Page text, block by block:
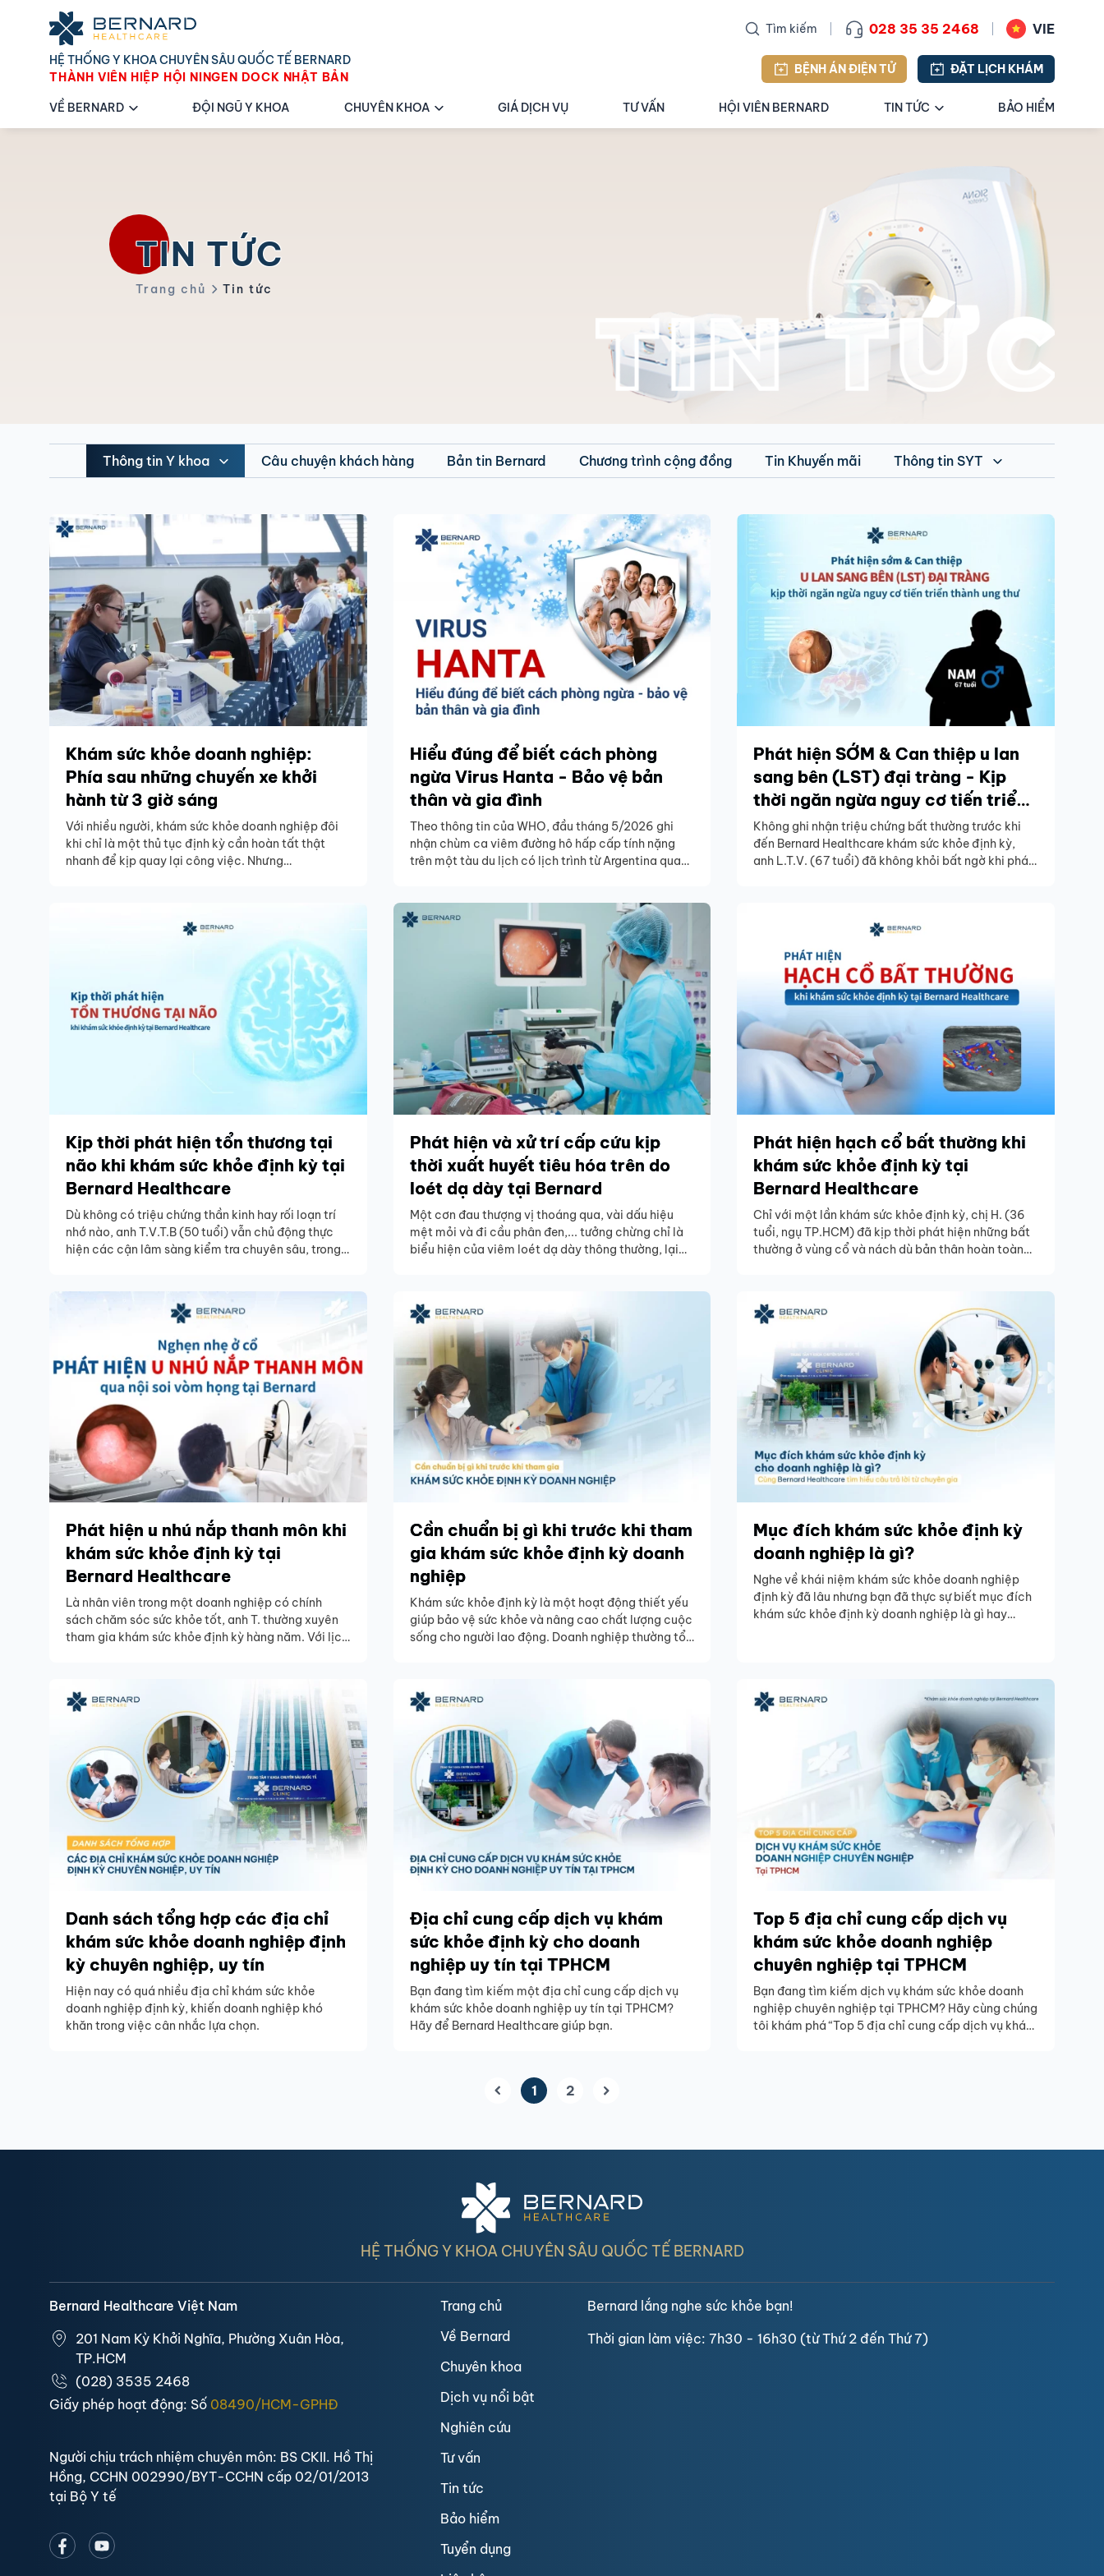
Tìm kiếm 028 35 35 2468 VIE
HỆ THỐNG Y KHOA CHUYÊN SÂU QUỐC TẾ BERNARD
THÀNH VIÊN HIỆP HỘI NINGEN DOCK NHẬT BẢN
BỆNH ÁN ĐIỆN TỬ ĐẶT LỊCH KHÁM
VỀ BERNARD ĐỘI NGŨ Y KHOA CHUYÊN KHOA GIÁ DỊCH VỤ TƯ VẤN HỘI VIÊN BERNARD TIN TỨC BẢO HIỂM
TIN TỨC
Trang chủ Tin tức
Thông tin Y khoa Câu chuyện khách hàng Bản tin Bernard Chương trình cộng đồng Tin Khuyến mãi Thông tin SYT
Khám sức khỏe doanh nghiệp:
Phía sau những chuyến xe khởi
hành từ 3 giờ sáng
Với nhiều người, khám sức khỏe doanh nghiệp đôi
khi chỉ là một thủ tục định kỳ cần hoàn tất thật
nhanh để kịp quay lại công việc. Nhưng
Hiểu đúng để biết cách phòng
ngừa Virus Hanta - Bảo vệ bản
thân và gia đình
Theo thông tin của WHO, đầu tháng 5/2026 ghi
nhận chùm ca viêm đường hô hấp cấp tính nặng
trên một tàu du lịch có lịch trình từ Argentina qua
nhiễm vi rút Hanta và 05 trường hợp nghi ngờ), bao
gồm 03 trường hợp tử vong, 01 bệnh nhân nguy kịch
và 03 người có triệu chứng nhẹ. Trên tàu có 147
người (bao gồm 88 du khách và 59 thủy thủ đoàn)
thuộc 23 quốc tịch; hiện chưa ghi nhận người Việt
Nam trong nhóm hành khách, thuyền viên liên
Phát hiện SỚM & Can thiệp u lan
sang bên (LST) đại tràng - Kịp
thời ngăn ngừa nguy cơ tiến triển
thành ung thư
Không ghi nhận triệu chứng bất thường trước khi
đến Bernard Healthcare khám sức khỏe định kỳ,
anh L.T.V. (67 tuổi) đã không khỏi bất ngờ khi phát
Kịp thời phát hiện tổn thương tại
não khi khám sức khỏe định kỳ tại
Bernard Healthcare
Dù không có triệu chứng thần kinh hay rối loạn trí
nhớ nào, anh T.V.T.B (50 tuổi) vẫn chủ động thực
hiện các cận lâm sàng kiểm tra chuyên sâu, trong
mạn tính sẵn có. Chính nhờ sự chủ động đó, các
bác sĩ Bernard đã kịp thời phát hiện bất thường tại
Phát hiện và xử trí cấp cứu kịp
thời xuất huyết tiêu hóa trên do
loét dạ dày tại Bernard
Một cơn đau thượng vị thoáng qua, vài dấu hiệu
mệt mỏi và đi cầu phân đen,... tưởng chừng chỉ là
biểu hiện của viêm loét dạ dày thông thường, lại
Phát hiện hạch cổ bất thường khi
khám sức khỏe định kỳ tại
Bernard Healthcare
Chỉ với một lần khám sức khỏe định kỳ, chị H. (36
tuổi, ngụ TP.HCM) đã kịp thời phát hiện những bất
thường ở vùng cổ và nách dù bản thân hoàn toàn
từ giai đoạn đầu, trước khi bệnh có thể tiến triển.
Phát hiện u nhú nắp thanh môn khi
khám sức khỏe định kỳ tại
Bernard Healthcare
Là nhân viên trong một doanh nghiệp có chính
sách chăm sóc sức khỏe tốt, anh T. thường xuyên
tham gia khám sức khỏe định kỳ hàng năm. Với lịch
gần đây đã thay đổi hoàn toàn cách anh nhìn nhận
về việc khám sức khỏe định kỳ.
Cần chuẩn bị gì khi trước khi tham
gia khám sức khỏe định kỳ doanh
nghiệp
Khám sức khỏe định kỳ là một hoạt động thiết yếu
giúp bảo vệ sức khỏe và nâng cao chất lượng cuộc
sống cho người lao động. Doanh nghiệp thường tổ
suất làm việc.
Mục đích khám sức khỏe định kỳ
doanh nghiệp là gì?
Nghe về khái niệm khám sức khỏe doanh nghiệp
định kỳ đã lâu nhưng bạn đã thực sự biết mục đích
khám sức khỏe định kỳ doanh nghiệp là gì hay
Danh sách tổng hợp các địa chỉ
khám sức khỏe doanh nghiệp định
kỳ chuyên nghiệp, uy tín
Hiện nay có quá nhiều địa chỉ khám sức khỏe
doanh nghiệp định kỳ, khiến doanh nghiệp khó
khăn trong việc cân nhắc lựa chọn.
Địa chỉ cung cấp dịch vụ khám
sức khỏe định kỳ cho doanh
nghiệp uy tín tại TPHCM
Bạn đang tìm kiếm một địa chỉ cung cấp dịch vụ
khám sức khỏe doanh nghiệp uy tín tại TPHCM?
Hãy để Bernard Healthcare giúp bạn.
Top 5 địa chỉ cung cấp dịch vụ
khám sức khỏe doanh nghiệp
chuyên nghiệp tại TPHCM
Bạn đang tìm kiếm dịch vụ khám sức khỏe doanh
nghiệp chuyên nghiệp tại TPHCM? Hãy cùng chúng
tôi khám phá “Top 5 địa chỉ cung cấp dịch vụ khám
1(current)
2
HỆ THỐNG Y KHOA CHUYÊN SÂU QUỐC TẾ BERNARD
Bernard Healthcare Việt Nam
201 Nam Kỳ Khởi Nghĩa, Phường Xuân Hòa,
TP.HCM
(028) 3535 2468
Giấy phép hoạt động: Số 08490/HCM-GPHĐ
Người chịu trách nhiệm chuyên môn: BS CKII. Hồ Thị
Hồng, CCHN 002990/BYT-CCHN cấp 02/01/2013
tại Bộ Y tế
Trang chủ
Về Bernard
Chuyên khoa
Dịch vụ nổi bật
Nghiên cứu
Tư vấn
Tin tức
Bảo hiểm
Tuyển dụng
Bernard lắng nghe sức khỏe bạn!
Thời gian làm việc: 7h30 - 16h30 (từ Thứ 2 đến Thứ 7)